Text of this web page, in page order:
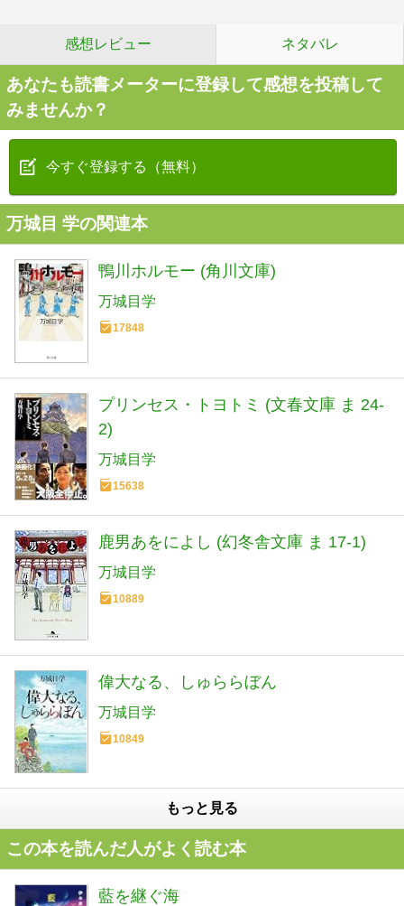
感想レビュー ネタバレ
あなたも読書メーターに登録して感想を投稿して
みませんか？
今すぐ登録する（無料）
万城目 学の関連本
鴨川ホルモー (角川文庫)
万城目学
17848
プリンセス・トヨトミ (文春文庫 ま 24-
2)
万城目学
15638
鹿男あをによし (幻冬舎文庫 ま 17-1)
万城目学
10889
偉大なる、しゅららぼん
万城目学
10849
もっと見る
この本を読んだ人がよく読む本
藍を継ぐ海